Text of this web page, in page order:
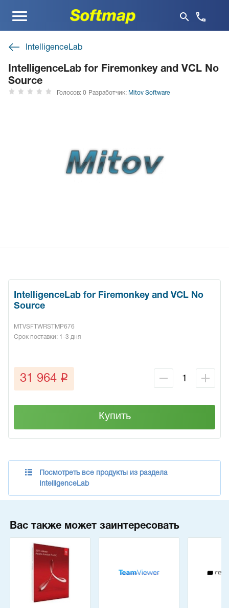
Меню
IntelligenceLab
IntelligenceLab for Firemonkey and VCL No
Source
Голосов: 0 Разработчик: Mitov Software
IntelligenceLab for Firemonkey and VCL No
Source
MTVSFTWRSTMP676
Срок поставки: 1-3 дня
31 964 q
Купить
Посмотреть все продукты из раздела
IntelligenceLab
Вас также может заинтересовать